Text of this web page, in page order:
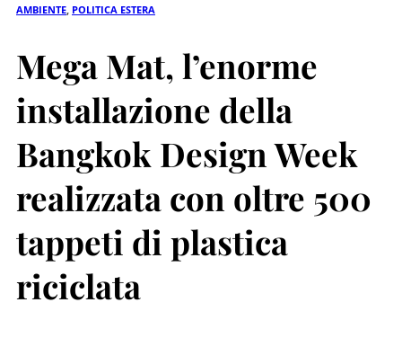
AMBIENTE POLITICA ESTERA
Mega Mat, l’enorme
installazione della
Bangkok Design Week
realizzata con oltre 500
tappeti di plastica
riciclata